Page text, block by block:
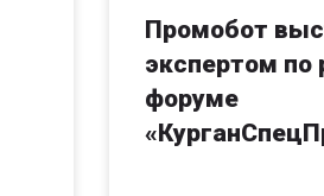
Промобот
экспертом по
форуме